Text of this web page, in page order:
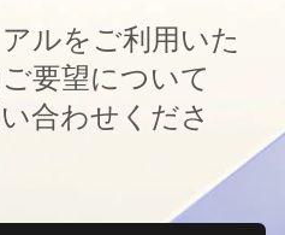
ルをご利用いた
要望について
合わせくださ